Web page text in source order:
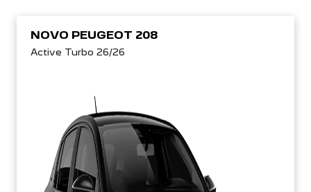
NOVO PEUGEOT 208
Active Turbo 26/26